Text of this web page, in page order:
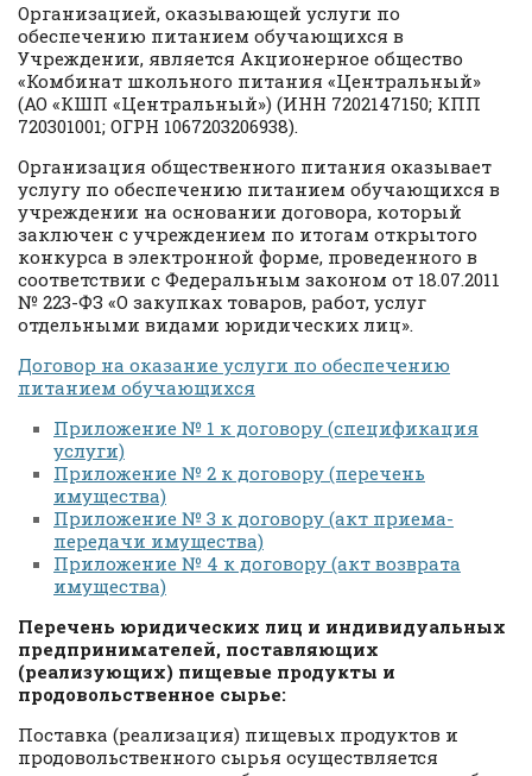
Организацией, оказывающей услуги по
обеспечению питанием обучающихся в
Учреждении, является Акционерное общество
«Комбинат школьного питания «Центральный»
(АО «КШП «Центральный») (ИНН 7202147150; КПП
720301001; ОГРН 1067203206938).
Организация общественного питания оказывает
услугу по обеспечению питанием обучающихся в
учреждении на основании договора, который
заключен с учреждением по итогам открытого
конкурса в электронной форме, проведенного в
соответствии с Федеральным законом от 18.07.2011
№ 223-ФЗ «О закупках товаров, работ, услуг
отдельными видами юридических лиц».
Договор на оказание услуги по обеспечению
питанием обучающихся
Приложение № 1 к договору (спецификация
услуги)
Приложение № 2 к договору (перечень
имущества)
Приложение № 3 к договору (акт приема-
передачи имущества)
Приложение № 4 к договору (акт возврата
имущества)
Перечень юридических лиц и индивидуальных
предпринимателей, поставляющих
(реализующих) пищевые продукты и
продовольственное сырье:
Поставка (реализация) пищевых продуктов и
продовольственного сырья осуществляется